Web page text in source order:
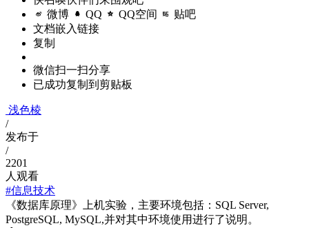
微博 QQ QQ空间 贴吧
文档嵌入链接
复制
微信扫一扫分享
已成功复制到剪贴板
浅色棱
/
发布于
/
2201
人观看
#信息技术
《数据库原理》上机实验，主要环境包括：SQL Server,
PostgreSQL, MySQL,并对其中环境使用进行了说明。